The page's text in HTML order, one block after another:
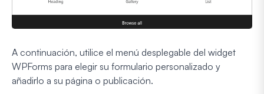
A continuación, utilice el menú desplegable del widget
WPForms para elegir su formulario personalizado y
añadirlo a su página o publicación.